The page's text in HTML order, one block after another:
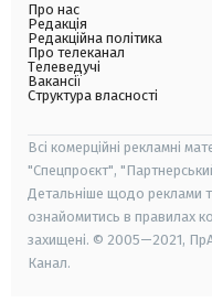
Про нас
Редакція
Редакційна політика
Про телеканал
Телеведучі
Вакансії
Структура власності
Всі комерційні рекламні
"Спецпроєкт",
Детальніше щодо реклами
ознайомитись в правилах
захищені. © 2005—2021,
Канал.